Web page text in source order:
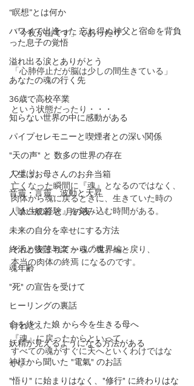
“瞑想”とは何か
ハワイで出逢った 忘れ得ぬ神父と宿命を背負
った息子の覚悟
溢れ出る涙とありがとう
あなたの魂の行く先
36歳で高校卒業
知らない世界の中に感動がある
パイプセレモニーと喫煙者との深い関係
"天の声" と 数多の世界の存在
人生はお母さんのお弁当箱
音靈・言靈、波動と天昇
人喰い般若 と 月の夜
未来の自分を幸せにする方法
終活と抜苦与楽 ～魂の世界編～
魂年齢
"死" の宣告を受けて
ヒーリングの裏話
命を終えた娘 から今を生きる母へ
妖精が見えるようになる方法がある
神様から聞いた "電氣" のお話
"悟り" に始まりはなく、"修行" に終わりはな
「今夜が山です」であったり
「心肺停止だが脳は少しの間生きている」
という状態だったり・・・
つまり、
亡くなった瞬間に『魂』となるのではなく、
肉体から魂に戻るときに、生きていた時の
『人生の経験』を刻み込む時間がある。
それが刻まれてから『魂』へと戻り、
本当の肉体の終焉 になるのです。
けれど、
『魂』に戻ったからといって
すべての魂がすぐに天へといくわけではな
い。